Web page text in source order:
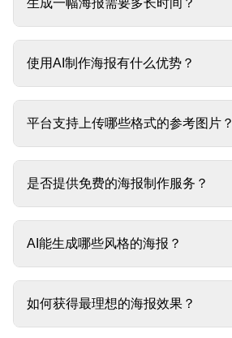
生成一幅海报需要多长时间？
使用AI制作海报有什么优势？
平台支持上传哪些格式的参考图片？
是否提供免费的海报制作服务？
AI能生成哪些风格的海报？
如何获得最理想的海报效果？